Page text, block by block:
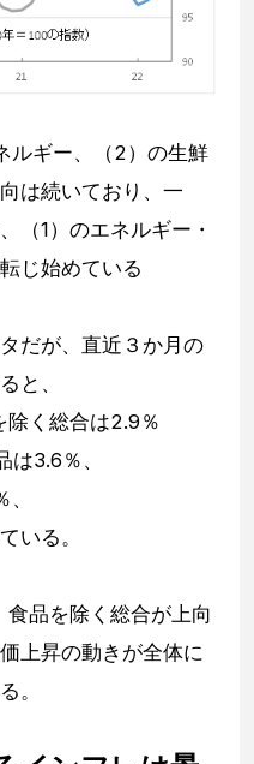
ルギー、（2）の生鮮
は続いており、一
（1）のエネルギー・
じ始めている
だが、直近３か月の
と、
除く総合は2.9％
は3.6％、
いる。
品を除く総合が上向
上昇の動きが全体に
。